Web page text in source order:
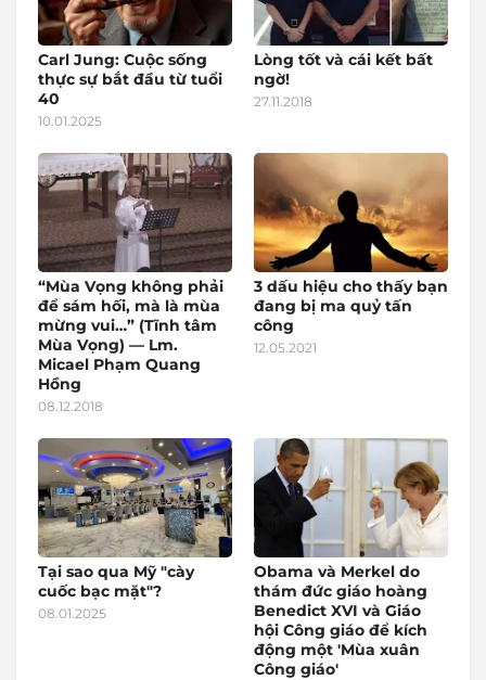
Carl Jung: Cuộc sống
thực sự bắt đầu từ tuổi
40
10.01.2025
Lòng tốt và cái kết bất
ngờ!
27.11.2018
“Mùa Vọng không phải
để sám hối, mà là mùa
mừng vui…” (Tĩnh tâm
Mùa Vọng) — Lm.
Micael Phạm Quang
Hồng
08.12.2018
3 dấu hiệu cho thấy bạn
đang bị ma quỷ tấn
công
12.05.2021
Tại sao qua Mỹ "cày
cuốc bạc mặt"?
08.01.2025
Obama và Merkel do
thám đức giáo hoàng
Benedict XVI và Giáo
hội Công giáo để kích
động một 'Mùa xuân
Công giáo'